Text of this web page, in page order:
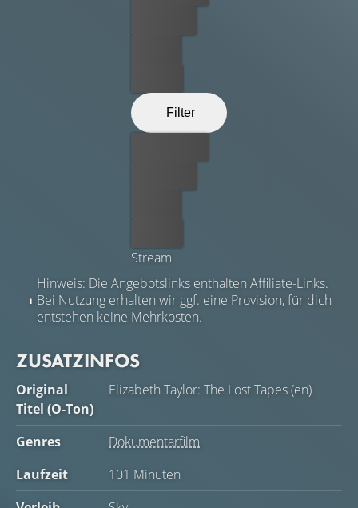
Filter
Stream
Hinweis: Die Angebotslinks enthalten Affiliate-Links.
Bei Nutzung erhalten wir ggf. eine Provision, für dich
entstehen keine Mehrkosten.
ZUSATZINFOS
Original
Titel (O-Ton)
Elizabeth Taylor: The Lost Tapes (en)
Genres
Dokumentarfilm
Laufzeit
101 Minuten